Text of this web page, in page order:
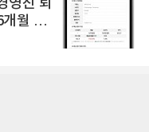
영진 퇴
월 급